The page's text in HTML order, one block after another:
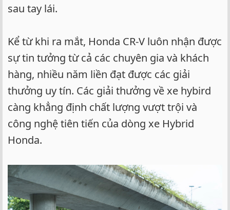
sau tay lái.
Kể từ khi ra mắt, Honda CR-V luôn nhận được
sự tin tưởng từ cả các chuyên gia và khách
hàng, nhiều năm liền đạt được các giải
thưởng uy tín. Các giải thưởng về xe hybird
càng khẳng định chất lượng vượt trội và
công nghệ tiên tiến của dòng xe Hybrid
Honda.